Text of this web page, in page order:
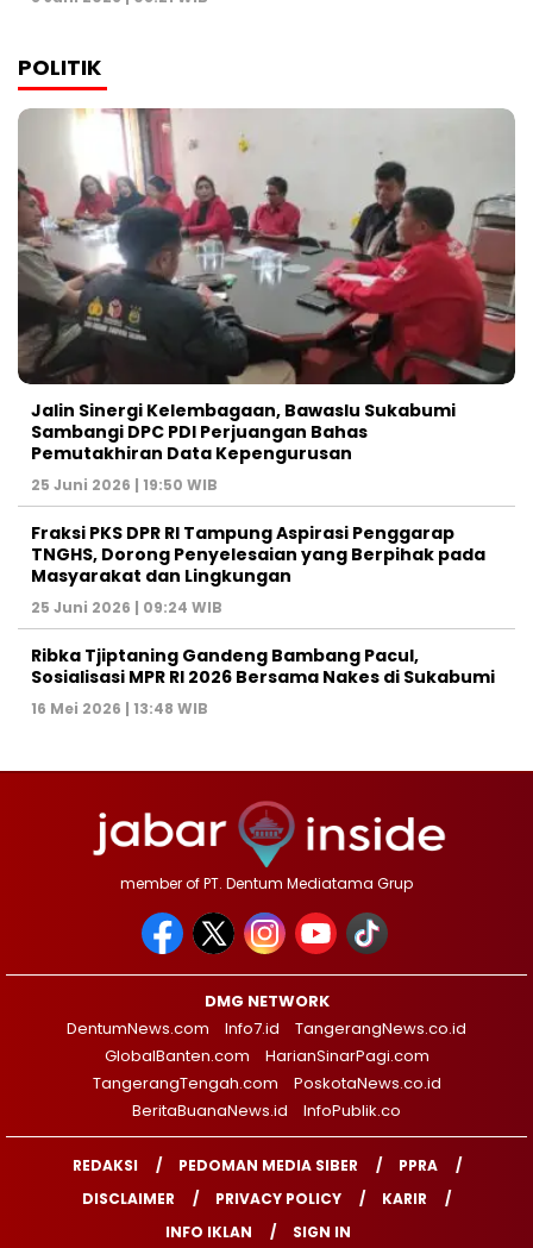
POLITIK
Jalin Sinergi Kelembagaan, Bawaslu Sukabumi
Sambangi DPC PDI Perjuangan Bahas
Pemutakhiran Data Kepengurusan
25 Juni 2026 | 19:50 WIB
‎Fraksi PKS DPR RI Tampung Aspirasi Penggarap
TNGHS, Dorong Penyelesaian yang Berpihak pada
Masyarakat dan Lingkungan‎
25 Juni 2026 | 09:24 WIB
Ribka Tjiptaning Gandeng Bambang Pacul,
Sosialisasi MPR RI 2026 Bersama Nakes di Sukabumi
16 Mei 2026 | 13:48 WIB
member of PT. Dentum Mediatama Grup
DMG NETWORK
DentumNews.com
Info7.id
TangerangNews.co.id
GlobalBanten.com
HarianSinarPagi.com
TangerangTengah.com
PoskotaNews.co.id
BeritaBuanaNews.id
InfoPublik.co
REDAKSI PEDOMAN MEDIA SIBER
PPRA
DISCLAIMER
PRIVACY POLICY
KARIR
INFO IKLAN
SIGN IN